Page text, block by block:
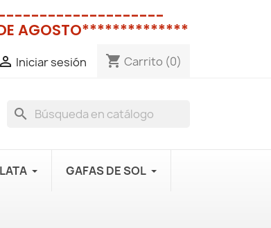
DE AGOSTO**************
 Iniciar sesión shopping_cart Carrito (0)
search
GAFAS DE SOL